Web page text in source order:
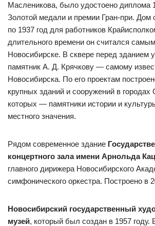
Масленикова, было удостоено диплома
Золотой медали и премии Гран-при. Дом
по 1937 год для работников
длительного времени он считался
Новосибирске. В сквере перед зданием
памятник А. Д. Крячкову — самому
Новосибирска. По его проектам
крупных зданий и сооружений в городах
которых — памятники истории и
местного значения.
Рядом современное здание
концертного зала имени Арнольда
главного дирижера Новосибирского
симфонического оркестра. Построено в
Новосибирский государственный
музей, который был создан в 1957 году.